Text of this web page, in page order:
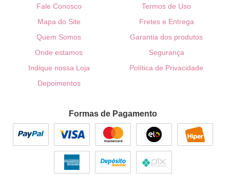
Fale Conosco
Mapa do Site
Quem Somos
Onde estamos
Indique nossa Loja
Depoimentos
Termos de Uso
Fretes e Entrega
Garantia dos produtos
Segurança
Política de Privacidade
Formas de Pagamento